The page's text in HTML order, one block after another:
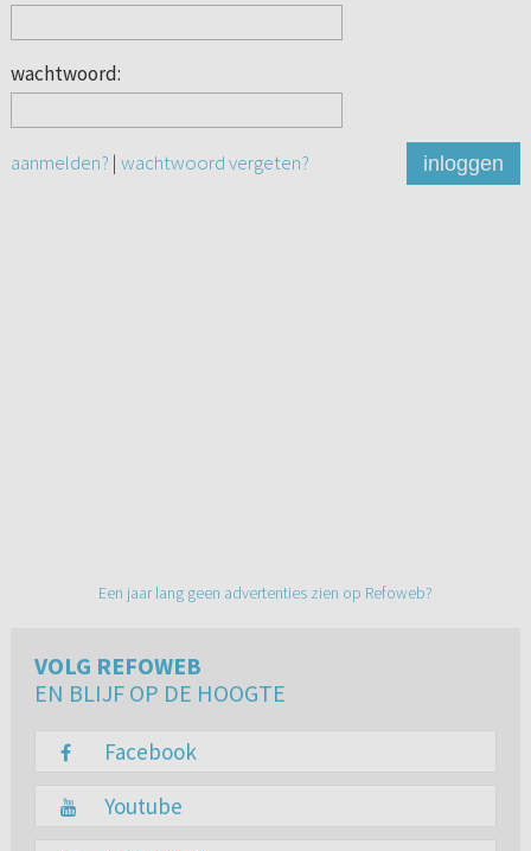
wachtwoord:
aanmelden? | wachtwoord vergeten? inloggen
Een jaar lang geen advertenties zien op Refoweb?
VOLG REFOWEB
EN BLIJF OP DE HOOGTE
Facebook
Youtube